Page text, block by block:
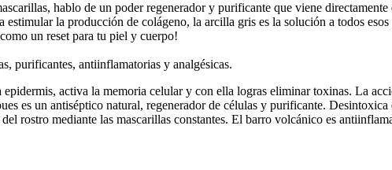
hablo de un poder regenerador y purificante que viene
la producción de colágeno, la arcilla gris es la solución a todos
un reset para tu piel y cuerpo!
purificantes, antiinflamatorias y analgésicas.
activa la memoria celular y con ella logras eliminar toxinas. La
es un antiséptico natural, regenerador de células y purificante. Desintoxica
rostro mediante las mascarillas constantes. El barro volcánico es